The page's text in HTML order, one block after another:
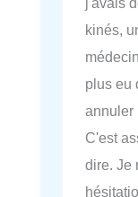
kinés,
plus eu
annuler
C'est
dire. Je